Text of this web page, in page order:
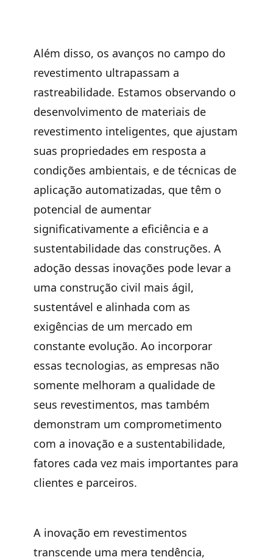
Além disso, os avanços no campo do
revestimento ultrapassam a
rastreabilidade. Estamos observando o
desenvolvimento de materiais de
revestimento inteligentes, que ajustam
suas propriedades em resposta a
condições ambientais, e de técnicas de
aplicação automatizadas, que têm o
potencial de aumentar
significativamente a eficiência e a
sustentabilidade das construções. A
adoção dessas inovações pode levar a
uma construção civil mais ágil,
sustentável e alinhada com as
exigências de um mercado em
constante evolução. Ao incorporar
essas tecnologias, as empresas não
somente melhoram a qualidade de
seus revestimentos, mas também
demonstram um comprometimento
com a inovação e a sustentabilidade,
fatores cada vez mais importantes para
clientes e parceiros.
A inovação em revestimentos
transcende uma mera tendência,